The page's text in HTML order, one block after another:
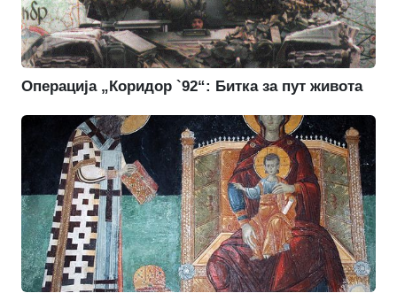
Операција „Коридор `92“: Битка за пут живота